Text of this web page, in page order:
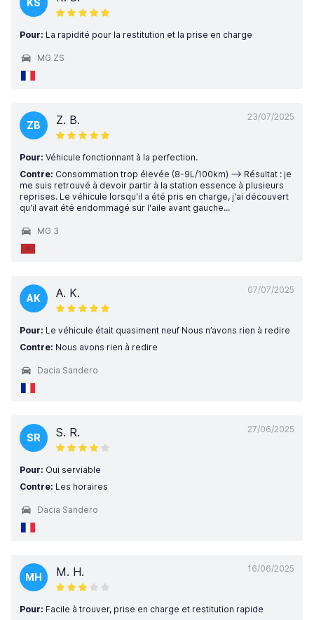
KS
Pour: La rapidité pour la restitution et la prise en charge
MG ZS
23/07/2025
ZB Z. B.
Pour: Véhicule fonctionnant à la perfection.
Contre: Consommation trop élevée (8-9L/100km) --> Résultat : je
me suis retrouvé à devoir partir à la station essence à plusieurs
reprises. Le véhicule lorsqu'il a été pris en charge, j'ai découvert
qu'il avait été endommagé sur l'aile avant gauche...
MG 3
07/07/2025
AK A. K.
Pour: Le véhicule était quasiment neuf Nous n’avons rien à redire
Contre: Nous avons rien à redire
Dacia Sandero
27/06/2025
SR S. R.
Pour: Oui serviable
Contre: Les horaires
Dacia Sandero
16/06/2025
MH M. H.
Pour: Facile à trouver, prise en charge et restitution rapide